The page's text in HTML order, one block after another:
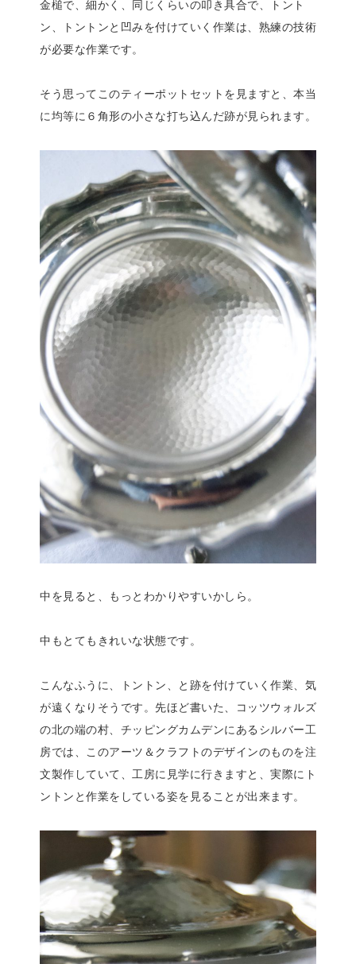
金槌で、細かく、同じくらいの叩き具合で、トント
ン、トントンと凹みを付けていく作業は、熟練の技術
が必要な作業です。
そう思ってこのティーポットセットを見ますと、本当
に均等に６角形の小さな打ち込んだ跡が見られます。
中を見ると、もっとわかりやすいかしら。
中もとてもきれいな状態です。
こんなふうに、トントン、と跡を付けていく作業、気
が遠くなりそうです。先ほど書いた、コッツウォルズ
の北の端の村、チッピングカムデンにあるシルバー工
房では、このアーツ＆クラフトのデザインのものを注
文製作していて、工房に見学に行きますと、実際にト
ントンと作業をしている姿を見ることが出来ます。